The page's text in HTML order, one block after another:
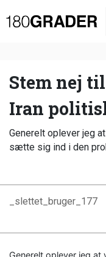
Oversigt
Debat
Video
Podcast
Stem nej
Iran
Generelt oplever jeg
sætte sig ind i den
_slettet_bruger_177
Generelt oplever jeg